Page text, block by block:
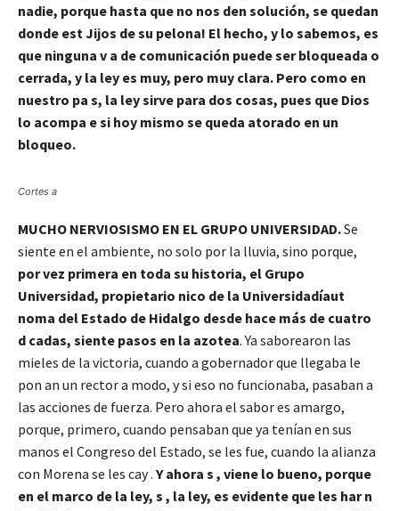
nadie, porque hasta que no nos den solución, se quedan
donde est Jijos de su pelona! El hecho, y lo sabemos, es
que ninguna v a de comunicación puede ser bloqueada o
cerrada, y la ley es muy, pero muy clara. Pero como en
nuestro pa s, la ley sirve para dos cosas, pues que Dios
lo acompa e si hoy mismo se queda atorado en un
bloqueo.
Cortes a
MUCHO NERVIOSISMO EN EL GRUPO UNIVERSIDAD.Se
siente en el ambiente, no solo por la lluvia, sino porque,
por vez primera en toda su historia, el Grupo
Universidad, propietario nico de la Universidadíaut
noma del Estado de Hidalgo desde hace más de cuatro
d cadas, siente pasos en la azotea. Ya saborearon las
mieles de la victoria, cuando a gobernador que llegaba le
pon an un rector a modo, y si eso no funcionaba, pasaban a
las acciones de fuerza. Pero ahora el sabor es amargo,
porque, primero, cuando pensaban que ya tenían en sus
manos el Congreso del Estado, se les fue, cuando la alianza
con Morena se les cay . Y ahora s , viene lo bueno, porque
en el marco de la ley, s , la ley, es evidente que les har n